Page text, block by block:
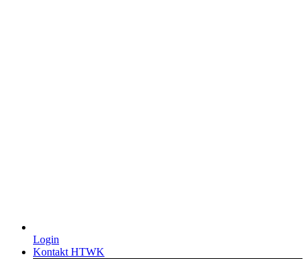
Login
Kontakt HTWK